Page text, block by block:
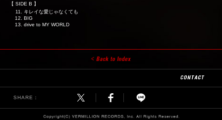
【 SIDE B 】
キレイな愛じゃなくても
BIG
drive to MY WORLD
SHARE：